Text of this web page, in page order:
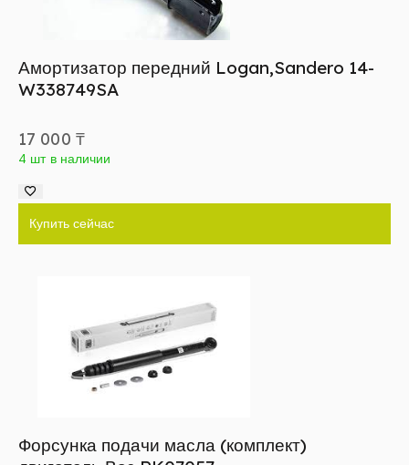
Амортизатор передний Logan,Sandero 14-
W338749SA
17 000 ₸
4 шт в наличии
Купить сейчас
Форсунка подачи масла (комплект)